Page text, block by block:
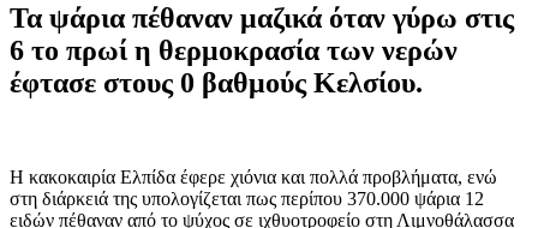
Τα ψάρια πέθαναν μαζικά όταν γύρω στις
6 το πρωί η θερμοκρασία των νερών
έφτασε στους 0 βαθμούς Κελσίου.
Η κακοκαιρία Ελπίδα έφερε χιόνια και πολλά προβλήματα, ενώ
στη διάρκειά της υπολογίζεται πως περίπου 370.000 ψάρια 12
ειδών πέθαναν από το ψύχος σε ιχθυοτροφείο στη Λιμνοθάλασσα